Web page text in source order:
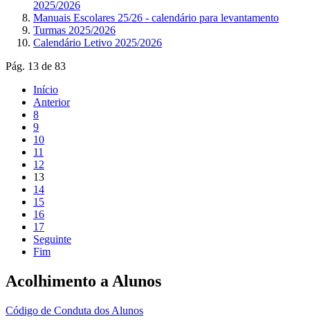
2025/2026
Manuais Escolares 25/26 - calendário para levantamento
Turmas 2025/2026
Calendário Letivo 2025/2026
Pág. 13 de 83
Início
Anterior
8
9
10
11
12
13
14
15
16
17
Seguinte
Fim
Acolhimento a Alunos
Código de Conduta dos Alunos